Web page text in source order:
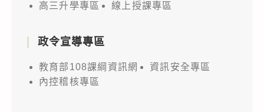
高三升學專區
線上授課專區
政令宣導專區
教育部108課綱資訊網
資訊安全專區
內控稽核專區